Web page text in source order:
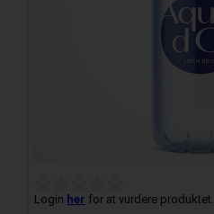
Login her for at vurdere produktet.